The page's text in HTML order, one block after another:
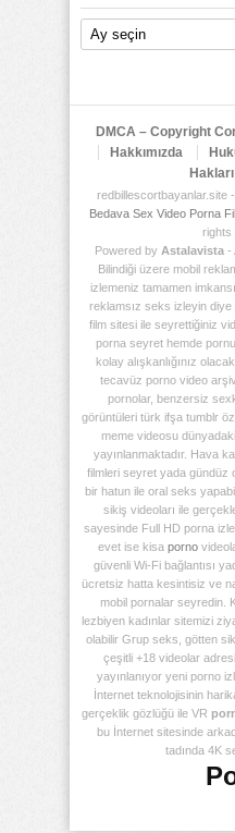
Video
Arşiv
DMCA – Copyright
Hakkımızda
Hakları
redbillescortbayanlar.site
Bedava Sex Video Porna
rights
Powered by Astalavista-
Bilindiği üzere mobil
izlemeniz tamamen
reklamsız seks izleyin diye
film sitesi ile seyrettiğiniz
porna seyret hemde
kolay alışkanlığınız
tecavüz porno video
pornolar, benzersiz
görüntüleri türk ifşa tumblr
meme videosu
yayınlanmaktadır. Hava
filmleri seyret yada gündüz
bir hatun ile oral seks
sikiş videoları ile
sayesinde Full HD porna
evet ise kisa porno
güvenli Wi-Fi bağlantısı
ücretsiz hatta kesintisiz ve
mobil pornalar seyredin.
lezbiyen kadınlar sitemizi
olabilir Grup seks, götten
çeşitli +18 videolar
yayınlanıyor yeni porno
İnternet teknolojisinin
gerçeklik gözlüğü ile VR
bu İnternet sitesinde
tadında 4K